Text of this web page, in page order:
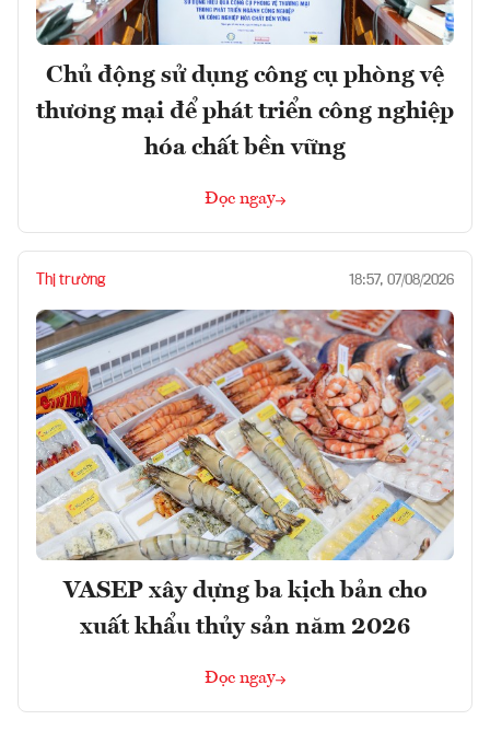
Chủ động sử dụng công cụ phòng vệ
thương mại để phát triển công nghiệp
hóa chất bền vững
Đọc ngay
Thị trường 18:57, 07/08/2026
VASEP xây dựng ba kịch bản cho
xuất khẩu thủy sản năm 2026
Đọc ngay